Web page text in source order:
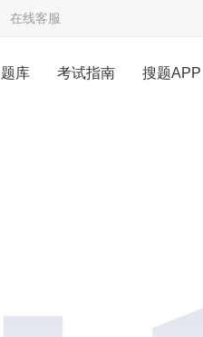
在线客服
题库 考试指南 搜题APP